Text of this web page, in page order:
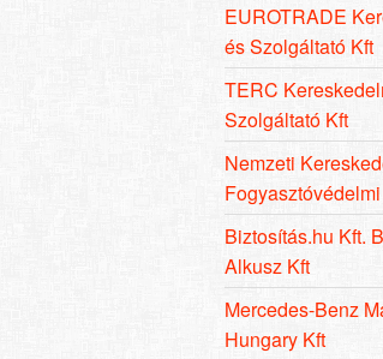
EUROTRADE
és Szolgáltató Kft
TERC
Szolgáltató Kft
Nemzeti
Biztosítás.hu Kft.
Alkusz Kft
Mercedes-Benz
Hungary Kft